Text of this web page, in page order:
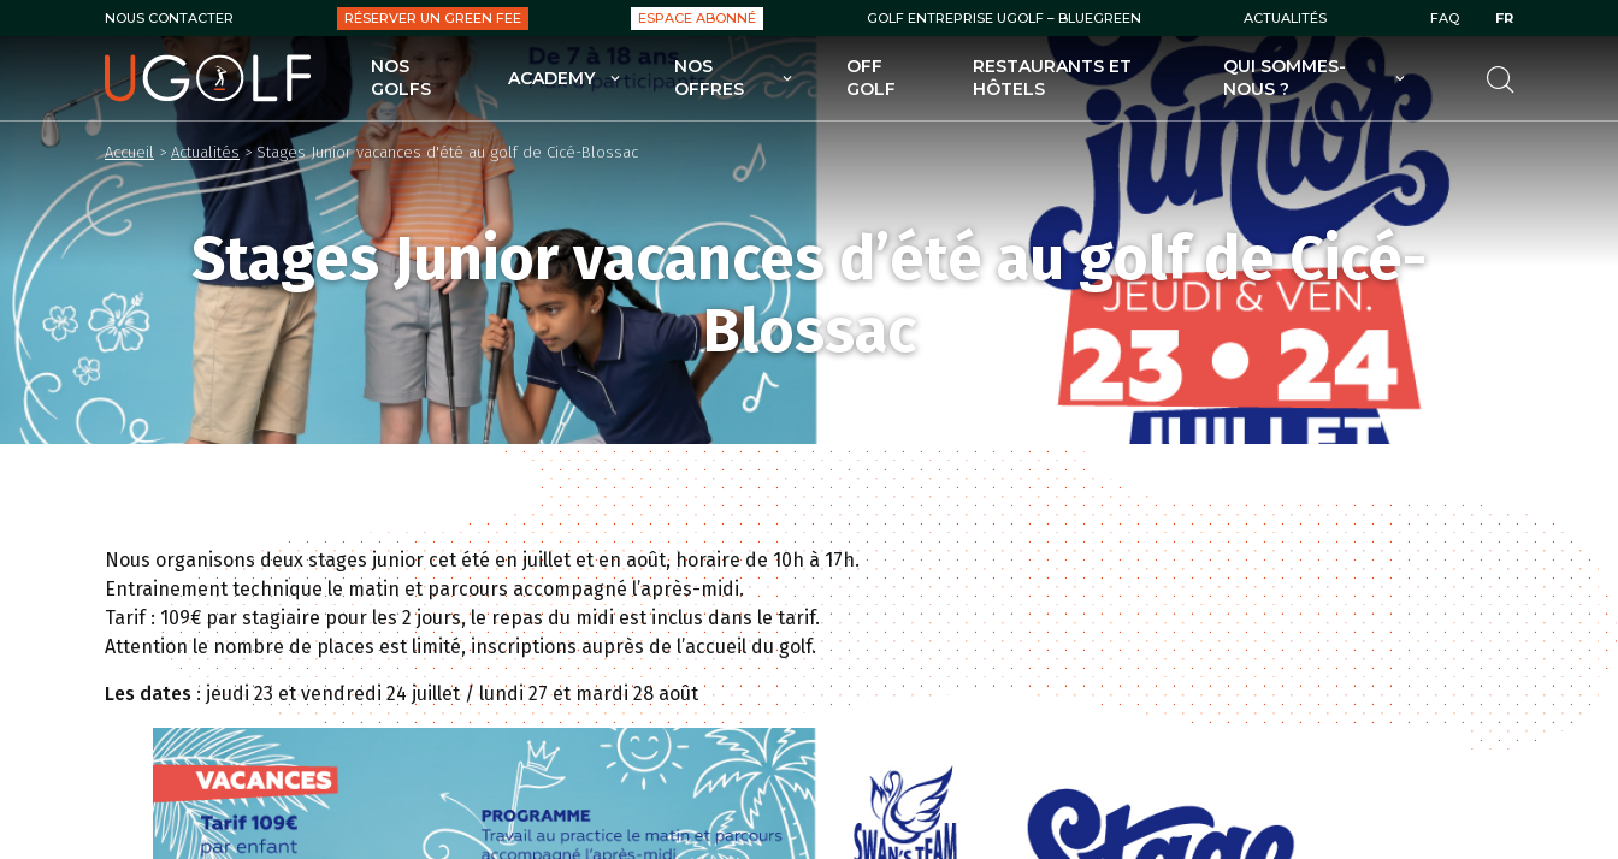
NOUS CONTACTER RÉSERVER UN GREEN FEE ESPACE ABONNÉ GOLF ENTREPRISE UGOLF – BLUEGREEN ACTUALITÉS FAQ FR
NOS
GOLFS
ACADEMY
UGOLF ACADEMY
LES FORMULES POUR DÉBUTER
LES FORMULES POUR SE
PERFECTIONNER AU GOLF
LES COURS POUR ENFANTS
LES STAGES
NOS
OFFRES
NOS OFFRES : GREEN FEES
NOS OFFRES : ABONNEMENTS
NOS OFFRES : ENSEIGNEMENT
NOS OFFRES : BOUTIQUES
NOS OFFRES – BONS PLANS /
PROMOS
OFF
GOLF
RESTAURANTS ET
HÔTELS
QUI SOMMES-
NOUS ?
UGOLF AU SERVICE DES
GOLFEURS
UGOLF AU SERVICE DES
PROPRIÉTAIRES DE GOLFS
UGOLF ET SES FILIALES
UGOLF ÉCODURABLE
Accueil > Actualités > Stages Junior vacances d'été au golf de Cicé-Blossac
Stages Junior vacances d’été au golf de Cicé-
Blossac
Nous organisons deux stages junior cet été en juillet et en août, horaire de 10h à 17h.
Entrainement technique le matin et parcours accompagné l’après-midi.
Tarif : 109€ par stagiaire pour les 2 jours, le repas du midi est inclus dans le tarif.
Attention le nombre de places est limité, inscriptions auprès de l’accueil du golf.
Les dates : jeudi 23 et vendredi 24 juillet / lundi 27 et mardi 28 août